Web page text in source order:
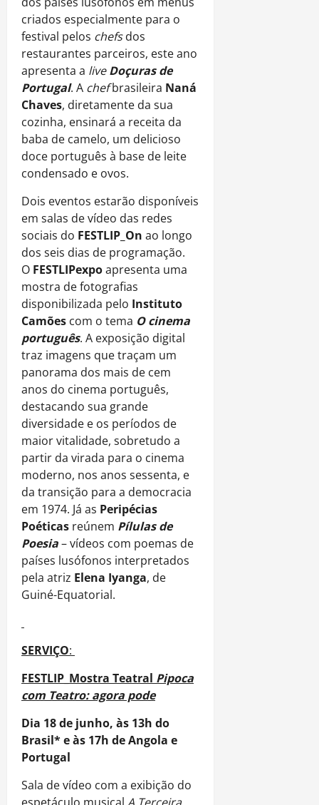
criados especialmente para o
festival pelos chefsdos
restaurantes parceiros, este ano
apresenta a live Doçuras de
Portugal. A chefbrasileira Naná
Chaves, diretamente da sua
cozinha, ensinará a receita da
baba de camelo, um delicioso
doce português à base de leite
condensado e ovos.
Dois eventos estarão disponíveis
em salas de vídeo das redes
sociais do FESTLIP_On ao longo
dos seis dias de programação.
O FESTLIPexpoapresenta uma
mostra de fotografias
disponibilizada pelo Instituto
Camões com o tema O cinema
português. A exposição digital
traz imagens que traçam um
panorama dos mais de cem
anos do cinema português,
destacando sua grande
diversidade e os períodos de
maior vitalidade, sobretudo a
partir da virada para o cinema
moderno, nos anos sessenta, e
da transição para a democracia
em 1974. Já as Peripécias
Poéticas reúnem Pílulas de
Poesia– vídeos com poemas de
países lusófonos interpretados
pela atriz Elena Iyanga, de
Guiné-Equatorial.
SERVIÇO:
FESTLIP_Mostra Teatral Pipoca
com Teatro: agora pode
Dia 18 de junho, às 13h do
Brasil* e às 17h de Angola e
Portugal
Sala de vídeo com a exibição do